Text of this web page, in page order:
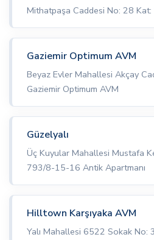
Mithatpaşa Caddesi No: 28
Gaziemir Optimum AVM
Beyaz Evler Mahallesi Akçay
Gaziemir Optimum AVM
Güzelyalı
Üç Kuyular Mahallesi Mustafa
793/8-15-16 Antik Apartmanı
Hilltown Karşıyaka AVM
Yalı Mahallesi 6522 Sokak No: